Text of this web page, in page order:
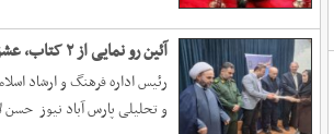
آئین رو نمایی از ۲ کتاب، عشق در پیچ و خم تقدیر و عمق تنهایی در پارس آباد
و تحلیلی پارس آباد نیوز